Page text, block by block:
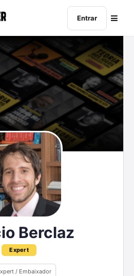
Entrar
Berclaz
Expert
/ Embaixador